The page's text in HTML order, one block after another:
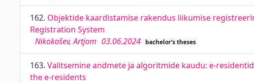
162. Objektide kaardistamise rakendus liikumise
Registration System
Nikokošev, Artjom 03.06.2024 bachelor's theses
163. Valitsemine andmete ja algoritmide kaudu: e-
the e-residents